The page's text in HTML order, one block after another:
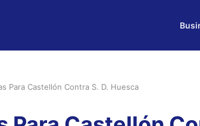
Para Castellón Contra S. D. Huesca